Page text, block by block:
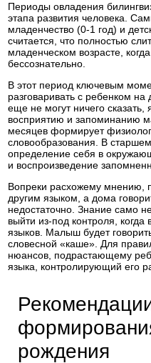
Периоды овладения
этапа развития человека.
младенчество (0-1 год) и
считается, что полностью
младенческом возрасте,
бессознательно.
В этот период ключевым
разговаривать с ребенком на
еще не могут ничего
восприятию и запоминанию
месяцев формирует
словообразования. В
определение себя в
и воспроизведение
Вопреки расхожему мнению,
другим языком, а дома
недостаточно. Знание само
выйти из-под контроля,
языков. Малыш будет
словесной «каше». Для
нюансов, подрастающему
языка, контролирующий его
рождения